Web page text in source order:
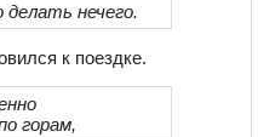
делать нечего.
к поездке.
горам,